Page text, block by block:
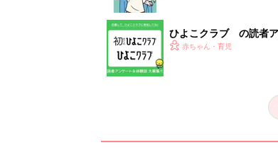
ひよこクラブ の読者
赤ちゃん・育児